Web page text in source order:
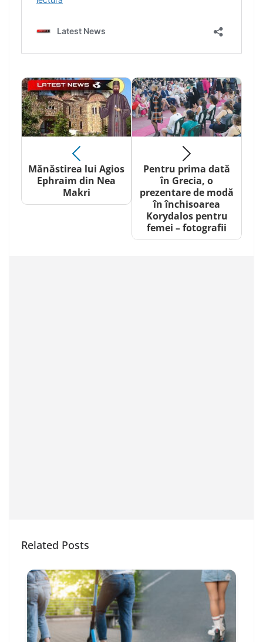
Mănăstirea lui Agios
Ephraim din Nea
Makri
Pentru prima dată
în Grecia, o
prezentare de modă
în închisoarea
Korydalos pentru
femei – fotografii
Related Posts